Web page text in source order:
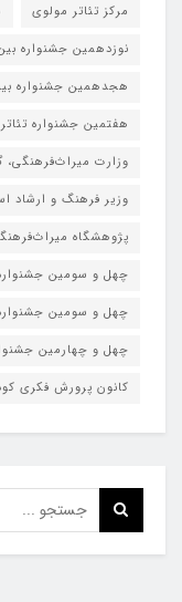
مرکز تئاتر مولوی
نوزدهمین جشنواره
هجدهمین جشنواره
هفتمین جشنواره
وزارت
وزیر فرهنگ و ارشاد
پژوهشگاه
چهل و سومین جشنواره
چهل و سومین جشنواره
چهل و چهارمین
کانون پرورش فکری